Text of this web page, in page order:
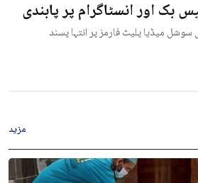
اور انسٹاگرام پر پابندی
میڈیا پلیٹ فارمز پر انتہا پسند
مزید